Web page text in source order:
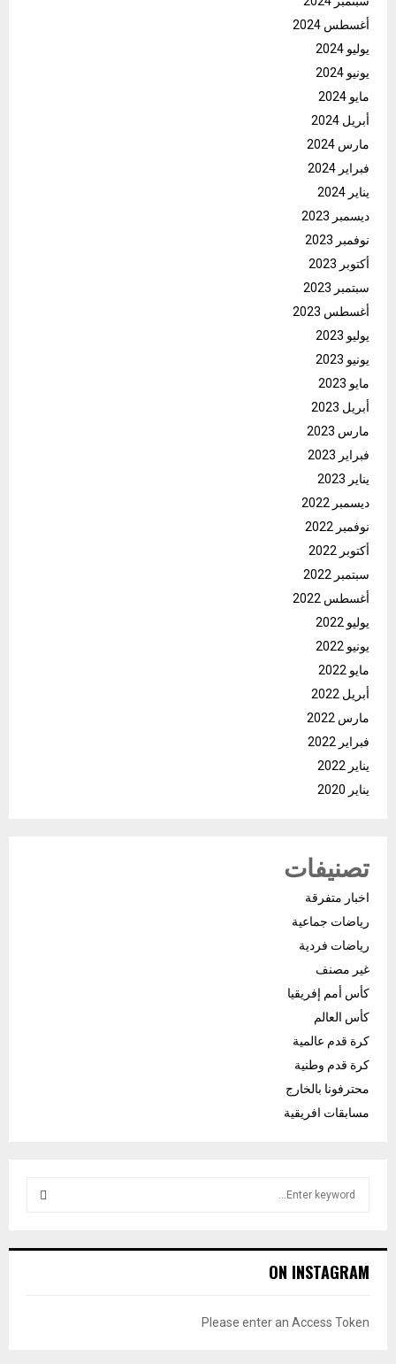
أغسطس 2024
يوليو 2024
يونيو 2024
مايو 2024
أبريل 2024
مارس 2024
فبراير 2024
يناير 2024
ديسمبر 2023
نوفمبر 2023
أكتوبر 2023
سبتمبر 2023
أغسطس 2023
يوليو 2023
يونيو 2023
مايو 2023
أبريل 2023
مارس 2023
فبراير 2023
يناير 2023
ديسمبر 2022
نوفمبر 2022
أكتوبر 2022
سبتمبر 2022
أغسطس 2022
يوليو 2022
يونيو 2022
مايو 2022
أبريل 2022
مارس 2022
فبراير 2022
يناير 2022
يناير 2020
تصنيفات
اخبار متفرقة
رياضات جماعية
رياضات فردية
غير مصنف
كأس أمم إفريقيا
كأس العالم
كرة قدم عالمية
كرة قدم وطنية
محترفونا بالخارج
مسابقات افريقية
h
ON INSTAGRAM
Please enter an Access Token